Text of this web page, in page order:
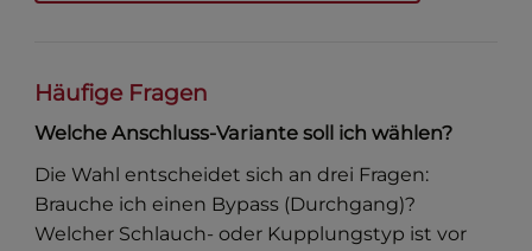
Häufige Fragen
Welche Anschluss-Variante soll ich wählen?
Die Wahl entscheidet sich an drei Fragen:
Brauche ich einen Bypass (Durchgang)?
Welcher Schlauch- oder Kupplungstyp ist vor